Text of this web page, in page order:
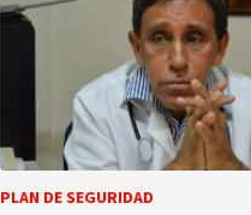
PLAN DE SEGURIDAD